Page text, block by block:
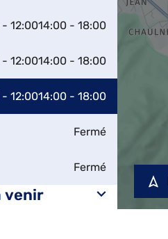
12:0014:00 - 18:00
12:0014:00 - 18:00
12:0014:00 - 18:00
Fermé
Fermé
venir